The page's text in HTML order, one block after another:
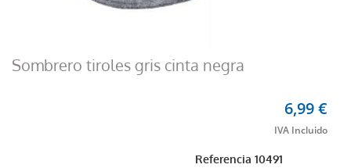
Sombrero tiroles gris cinta negra
Referencia10491
6,99 €